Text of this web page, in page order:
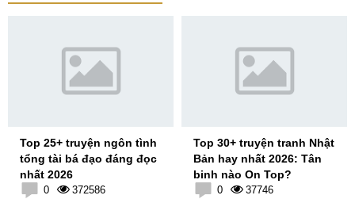
Top 25+ truyện ngôn tình
tổng tài bá đạo đáng đọc
nhất 2026
0 372586
Top 30+ truyện tranh Nhật
Bản hay nhất 2026: Tân
binh nào On Top?
0 37746